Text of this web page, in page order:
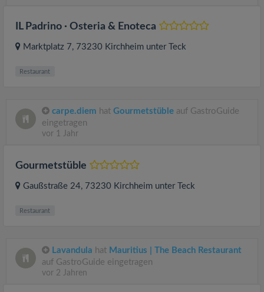
IL Padrino · Osteria & Enoteca
Marktplatz 7, 73230 Kirchheim unter Teck
Restaurant
carpe.diem hat Gourmetstüble auf GastroGuide
eingetragen
vor 1 Jahr
Gourmetstüble
Gaußstraße 24, 73230 Kirchheim unter Teck
Restaurant
Lavandula hat Mauritius | The Beach Restaurant
auf GastroGuide eingetragen
vor 2 Jahren